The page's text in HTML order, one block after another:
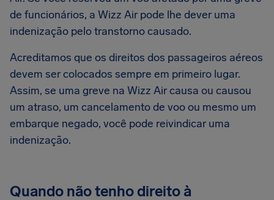
de funcionários, a Wizz Air pode lhe dever uma
indenização pelo transtorno causado.
Acreditamos que os direitos dos passageiros aéreos
devem ser colocados sempre em primeiro lugar.
Assim, se uma greve na Wizz Air causa ou causou
um atraso, um cancelamento de voo ou mesmo um
embarque negado, você pode reivindicar uma
indenização.
Quando não tenho direito à